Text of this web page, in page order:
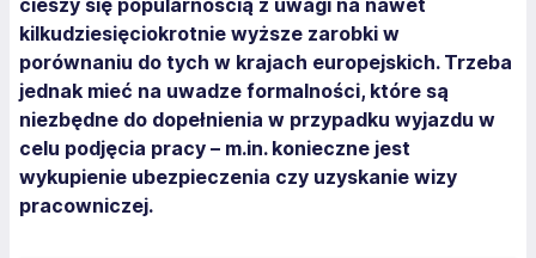
cieszy się popularnością z uwagi na nawet
kilkudziesięciokrotnie wyższe zarobki w
porównaniu do tych w krajach europejskich. Trzeba
jednak mieć na uwadze formalności, które są
niezbędne do dopełnienia w przypadku wyjazdu w
celu podjęcia pracy – m.in. konieczne jest
wykupienie ubezpieczenia czy uzyskanie wizy
pracowniczej.